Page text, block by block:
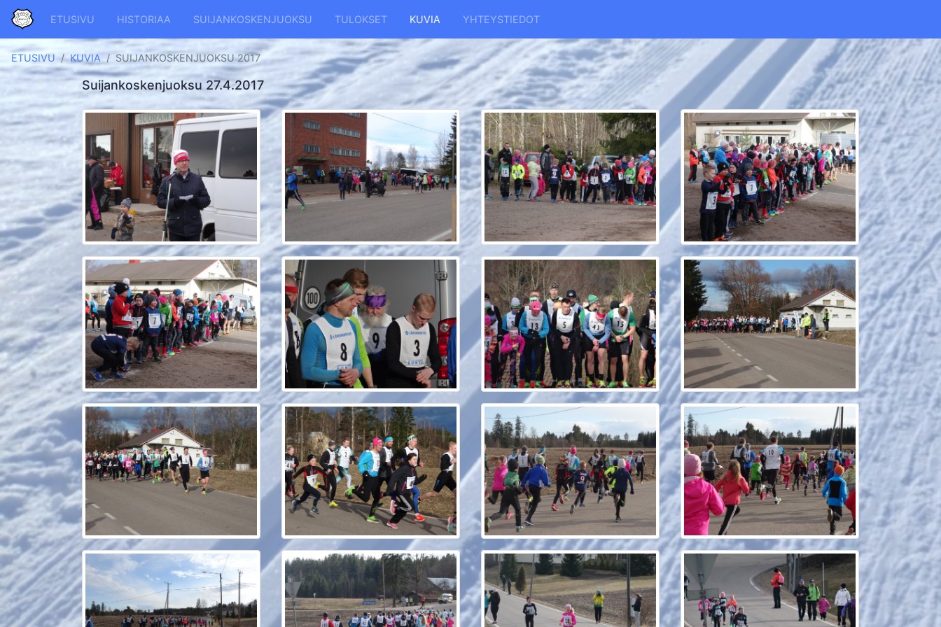
ETUSIVU HISTORIAA SUIJANKOSKENJUOKSU TULOKSET KUVIA YHTEYSTIEDOT
ETUSIVU KUVIA SUIJANKOSKENJUOKSU 2017
Suijankoskenjuoksu 27.4.2017